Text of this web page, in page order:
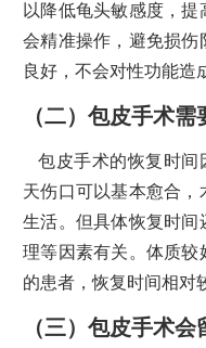
以降低龟头敏感度，
会精准操作，避免损伤
良好，不会对性功能造
（二）包皮手术
包皮手术的恢复时间
天伤口可以基本愈合
生活。但具体恢复时间
理等因素有关。体质较
的患者，恢复时间相对
（三）包皮手术